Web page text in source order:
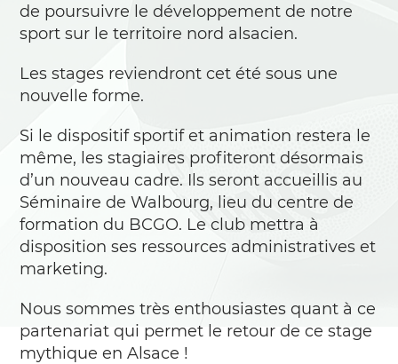
de poursuivre le développement de notre
sport sur le territoire nord alsacien.
Les stages reviendront cet été sous une
nouvelle forme.
Si le dispositif sportif et animation restera le
même, les stagiaires profiteront désormais
d’un nouveau cadre. Ils seront accueillis au
Séminaire de Walbourg, lieu du centre de
formation du BCGO. Le club mettra à
disposition ses ressources administratives et
marketing.
Nous sommes très enthousiastes quant à ce
partenariat qui permet le retour de ce stage
mythique en Alsace !